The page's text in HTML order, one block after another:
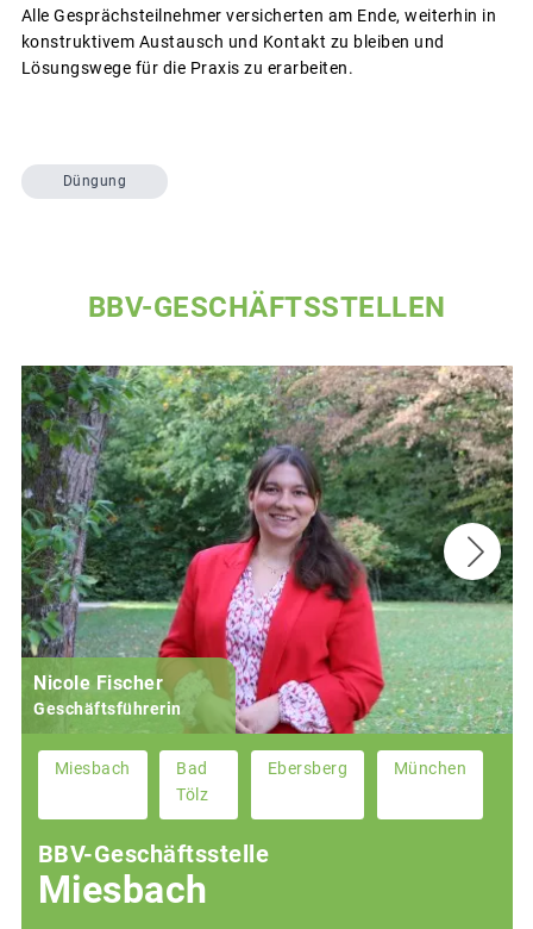
Alle Gesprächsteilnehmer versicherten am Ende, weiterhin in
konstruktivem Austausch und Kontakt zu bleiben und
Lösungswege für die Praxis zu erarbeiten.
Düngung
BBV-GESCHÄFTSSTELLEN
Nicole Fischer
Geschäftsführerin
Miesbach
Bad
Tölz
Ebersberg München
BBV-Geschäftsstelle
Miesbach